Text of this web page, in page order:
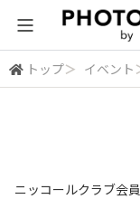
全体検索
トップ＞ イベント
ニッコールクラブ会